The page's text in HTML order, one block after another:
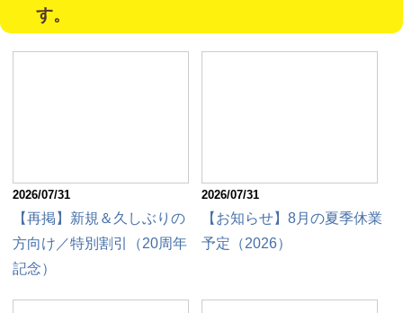
す。
2026/07/31
【再掲】新規＆久しぶりの
方向け／特別割引（20周年
記念）
2026/07/31
【お知らせ】8月の夏季休業
予定（2026）